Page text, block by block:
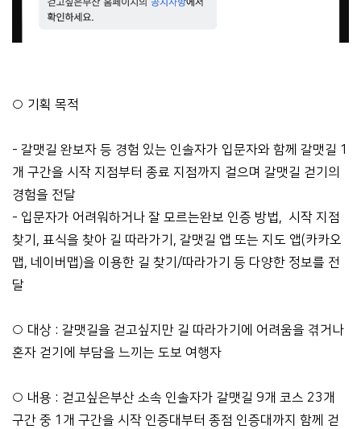
○ 기획 목적
- 갈맷길 완보자 등 경험 있는 인솔자가 입문자와 함께 갈맷길 1
개 구간을 시작 지점부터 종료 지점까지 걸으며 갈맷길 걷기의
경험을 전달
- 입문자가 어려워하거나 잘 모르는완보 인증 방법, 시작 지점
찾기, 표식을 찾아 길 따라가기, 갈맷길 앱 또는 지도 앱(카카오
맵, 네이버맵)을 이용한 길 찾기/따라가기 등 다양한 정보를 전
달
○ 대상 : 갈맷길을 걷고싶지만 길 따라가기에 어려움을 겪거나
혼자 걷기에 부담을 느끼는 도보 여행자
○ 내용 : 걷고싶은부산 소속 인솔자가 갈맷길 9개 코스 23개
구간 중 1개 구간을 시작 인증대부터 종점 인증대까지 함께 걷